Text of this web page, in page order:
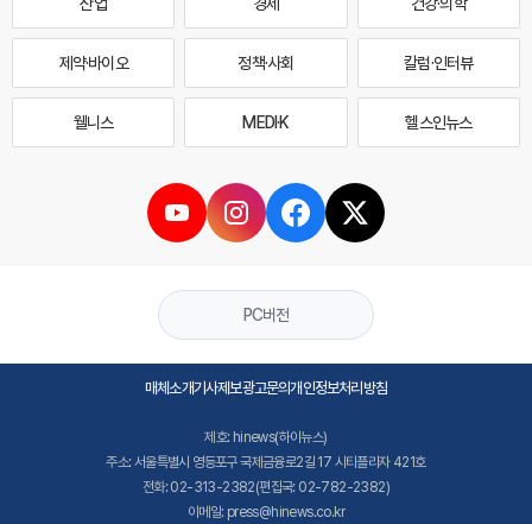
제약·바이오 정책·사회 칼럼·인터뷰
웰니스 MEDI·K 헬스인뉴스
PC버전
매체소개기사제보광고문의개인정보처리방침
제호: hinews(하이뉴스)
주소: 서울특별시 영등포구 국제금융로2길 17 시티플라자 421호
전화: 02-313-2382(편집국: 02-782-2382)
이메일: press@hinews.co.kr